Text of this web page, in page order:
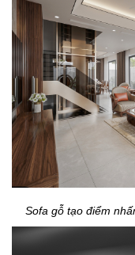
Sofa gỗ tạo điểm